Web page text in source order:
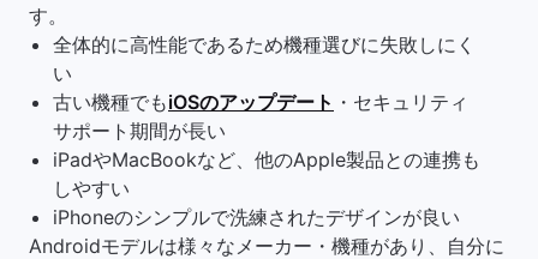
す。
全体的に高性能であるため機種選びに失敗しにく
い
古い機種でもiOSのアップデート ・セキュリティ
サポート期間が長い
iPadやMacBookなど、他のApple製品との連携も
しやすい
iPhoneのシンプルで洗練されたデザインが良い
Androidモデルは様々なメーカー・機種があり、自分に